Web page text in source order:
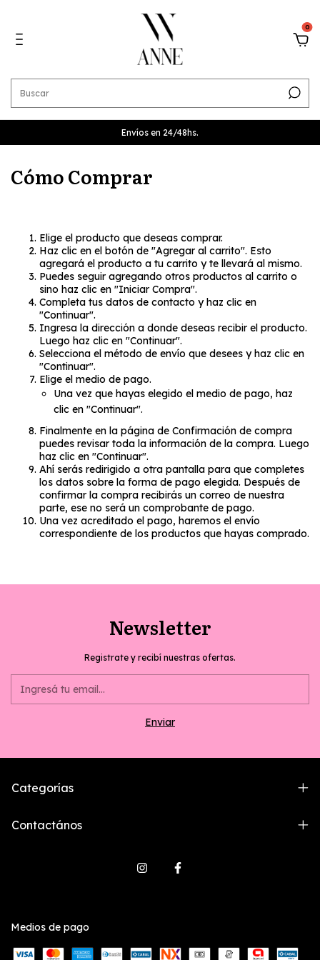
0
Envíos en 24/48hs.
Cómo Comprar
Elige el producto que deseas comprar.
Haz clic en el botón de "Agregar al carrito". Esto
agregará el producto a tu carrito y te llevará al mismo.
Puedes seguir agregando otros productos al carrito o
sino haz clic en "Iniciar Compra".
Completa tus datos de contacto y haz clic en
"Continuar".
Ingresa la dirección a donde deseas recibir el producto.
Luego haz clic en "Continuar".
Selecciona el método de envío que desees y haz clic en
"Continuar".
Elige el medio de pago.
Una vez que hayas elegido el medio de pago, haz
clic en "Continuar".
Finalmente en la página de Confirmación de compra
puedes revisar toda la información de la compra. Luego
haz clic en "Continuar".
Ahí serás redirigido a otra pantalla para que completes
los datos sobre la forma de pago elegida. Después de
confirmar la compra recibirás un correo de nuestra
parte, ese no será un comprobante de pago.
Una vez acreditado el pago, haremos el envío
correspondiente de los productos que hayas comprado.
Newsletter
Registrate y recibí nuestras ofertas.
Categorías
Contactános
Medios de pago